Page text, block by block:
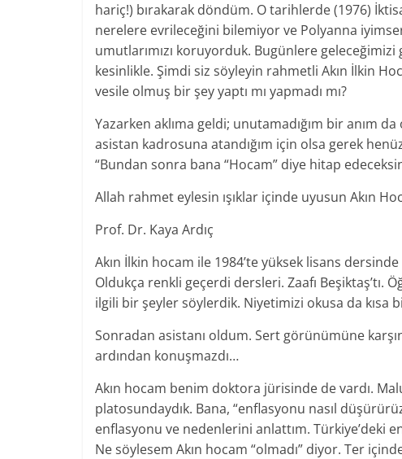
hariç!) bırakarak döndüm. O tarihlerde (1976)
nerelere evrileceğini bilemiyor ve Polyanna
umutlarımızı koruyorduk. Bugünlere
kesinlikle. Şimdi siz söyleyin rahmetli Akın İlkin
vesile olmuş bir şey yaptı mı yapmadı mı?
Yazarken aklıma geldi; unutamadığım bir anım
asistan kadrosuna atandığım için olsa gerek
“Bundan sonra bana “Hocam” diye hitap
Allah rahmet eylesin ışıklar içinde uyusun Akın
Prof. Dr. Kaya Ardıç
Akın İlkin hocam ile 1984’te yüksek lisans
Oldukça renkli geçerdi dersleri. Zaafı Beşiktaş’tı.
ilgili bir şeyler söylerdik. Niyetimizi okusa da kısa
Sonradan asistanı oldum. Sert görünümüne
ardından konuşmazdı…
Akın hocam benim doktora jürisinde de vardı.
platosundaydık. Bana, “enflasyonu nasıl
enflasyonu ve nedenlerini anlattım. Türkiye’deki
Ne söylesem Akın hocam “olmadı” diyor. Ter